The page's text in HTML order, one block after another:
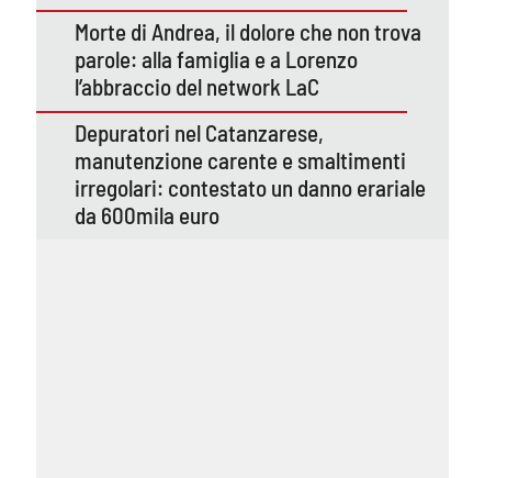
Morte di Andrea, il dolore che non trova
parole: alla famiglia e a Lorenzo
l’abbraccio del network LaC
Depuratori nel Catanzarese,
manutenzione carente e smaltimenti
irregolari: contestato un danno erariale
da 600mila euro